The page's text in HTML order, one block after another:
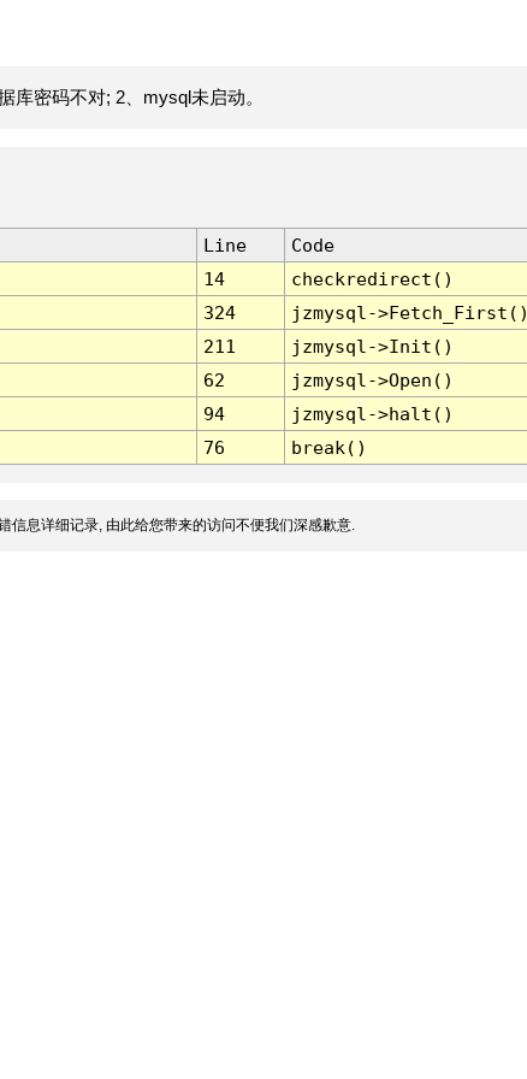
库密码不对; 2、mysql未启动。
Line
Code
14
checkredirect()
324
jzmysql-
211
jzmysql->Init()
62
jzmysql->Open()
94
jzmysql->halt()
76 break()
信息详细记录, 由此给您带来的访问不便我们深感歉意.